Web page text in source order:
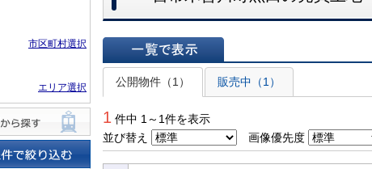
市区町村選択
エリア選択
す
一覧で表示
公開物件（1）
販売中（1）
1 件中 1～1件を表示
並び替え
画像優先度